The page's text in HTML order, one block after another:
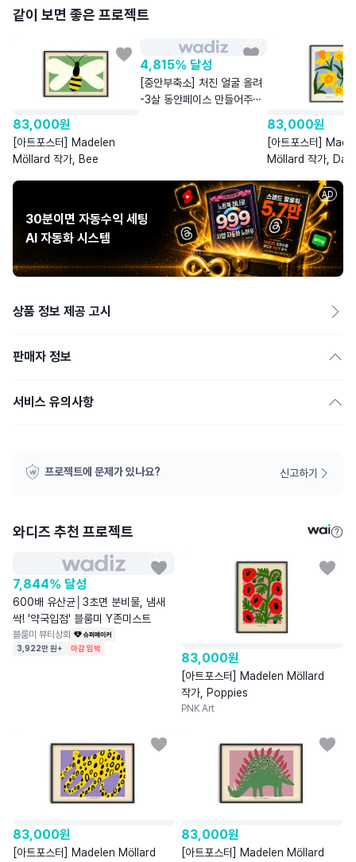
같이 보면 좋은 프로젝트
83,000원
[아트포스터] Madelen
Möllard 작가, Bee
4,815% 달성
[중안부축소] 처진 얼굴 올려
-3살 동안페이스 만들어주는
83,000원
[아트포스터]
Möllard 작가,
30분이면 자동수익 세팅
AI 자동화 시스템
AD
상품 정보 제공 고시
판매자 정보
서비스 유의사항
프로젝트에 문제가 있나요? 신고하기
와디즈 추천 프로젝트
AD
7,844% 달성
600배 유산균│3초면 분비물, 냄새
싹! '약국입점' 블룸미 Y존미스트
블룸미 뷰티상회
3,922만 원+ 마감 임박
83,000원
[아트포스터] Madelen Möllard
작가, Poppies
PNK Art
83,000원
[아트포스터] Madelen Möllard
83,000원
[아트포스터] Madelen Möllard